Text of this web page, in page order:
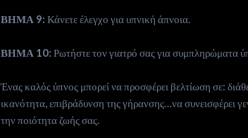
ΒΗΜΑ 9: Κάνετε έλεγχο για υπνική άπνοια.
ΒΗΜΑ 10: Ρωτήστε τον γιατρό σας για συμπληρώματα
Ένας καλός ύπνος μπορεί να προσφέρει βελτίωση σε:
ικανότητα, επιβράδυνση της γήρανσης…να συνεισφέρει
την ποιότητα ζωής σας.